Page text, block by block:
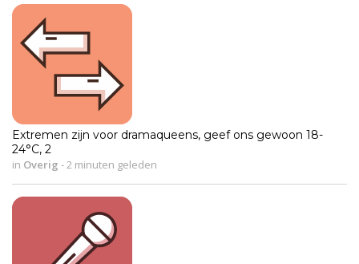
Extremen zijn voor dramaqueens, geef ons gewoon 18-
24°C, 2
in Overig -2 minuten geleden